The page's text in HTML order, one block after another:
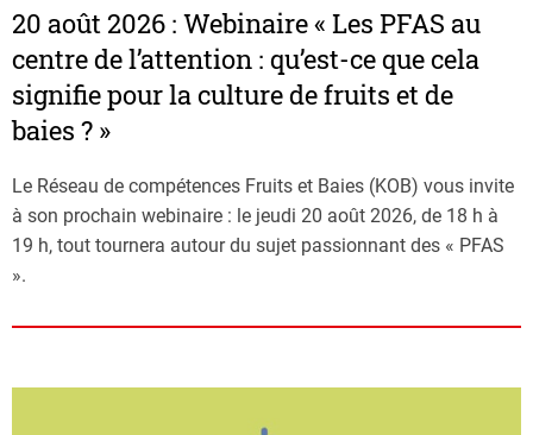
20 août 2026 : Webinaire « Les PFAS au
centre de l’attention : qu’est-ce que cela
signifie pour la culture de fruits et de
baies ? »
Le Réseau de compétences Fruits et Baies (KOB) vous invite
à son prochain webinaire : le jeudi 20 août 2026, de 18 h à
19 h, tout tournera autour du sujet passionnant des « PFAS
».